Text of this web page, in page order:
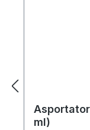
ml)